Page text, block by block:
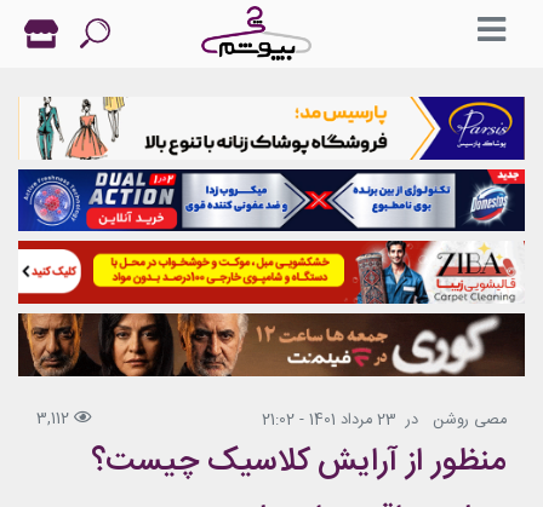
مصی روشن در 23 مرداد 1401 - 21:02 3,112
منظور از آرایش کلاسیک چیست؟